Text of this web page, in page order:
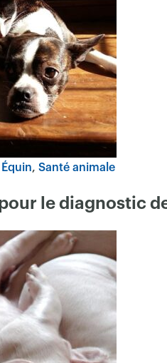
Santé animale
le diagnostic